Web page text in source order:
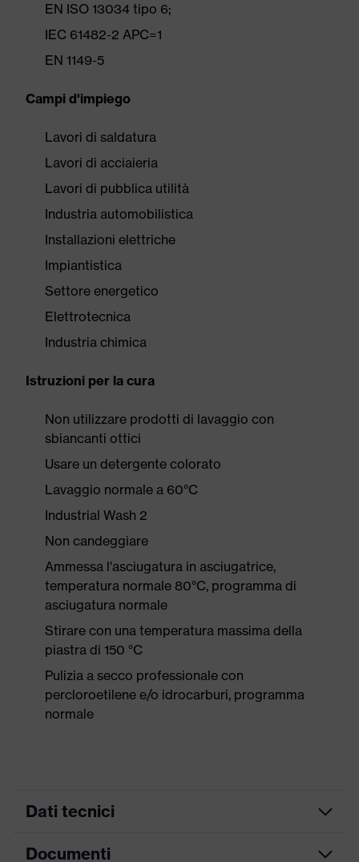
EN ISO 13034 tipo 6;
IEC 61482-2 APC=1
EN 1149-5
Campi d'impiego
Lavori di saldatura
Lavori di acciaieria
Lavori di pubblica utilità
Industria automobilistica
Installazioni elettriche
Impiantistica
Settore energetico
Elettrotecnica
Industria chimica
Istruzioni per la cura
Non utilizzare prodotti di lavaggio con
sbiancanti ottici
Usare un detergente colorato
Lavaggio normale a 60°C
Industrial Wash 2
Non candeggiare
Ammessa l'asciugatura in asciugatrice,
temperatura normale 80°C, programma di
asciugatura normale
Stirare con una temperatura massima della
piastra di 150 °C
Pulizia a secco professionale con
percloroetilene e/o idrocarburi, programma
normale
Dati tecnici
Colore
Documenti